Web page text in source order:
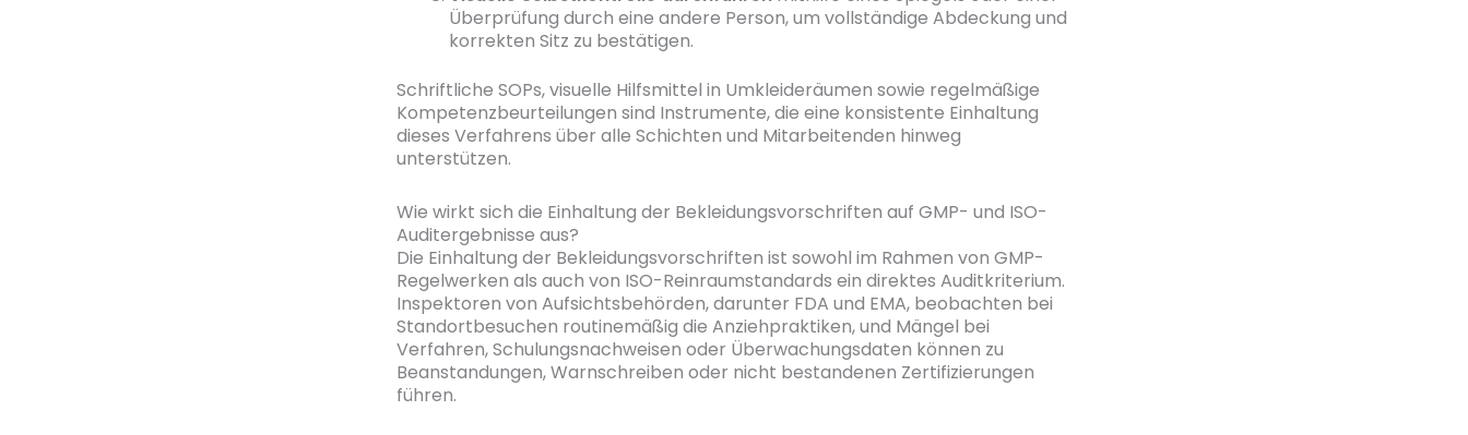
Überprüfung durch eine andere Person, um vollständige Abdeckung und
korrekten Sitz zu bestätigen.
Schriftliche SOPs, visuelle Hilfsmittel in Umkleideräumen sowie regelmäßige
Kompetenzbeurteilungen sind Instrumente, die eine konsistente Einhaltung
dieses Verfahrens über alle Schichten und Mitarbeitenden hinweg
unterstützen.
Wie wirkt sich die Einhaltung der Bekleidungsvorschriften auf GMP- und ISO-
Auditergebnisse aus?
Die Einhaltung der Bekleidungsvorschriften ist sowohl im Rahmen von GMP-
Regelwerken als auch von ISO-Reinraumstandards ein direktes Auditkriterium.
Inspektoren von Aufsichtsbehörden, darunter FDA und EMA, beobachten bei
Standortbesuchen routinemäßig die Anziehpraktiken, und Mängel bei
Verfahren, Schulungsnachweisen oder Überwachungsdaten können zu
Beanstandungen, Warnschreiben oder nicht bestandenen Zertifizierungen
führen.